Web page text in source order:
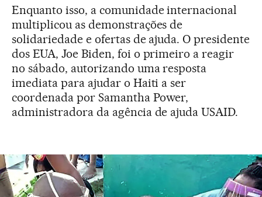
Enquanto isso, a comunidade internacional
multiplicou as demonstrações de
solidariedade e ofertas de ajuda. O presidente
dos EUA, Joe Biden, foi o primeiro a reagir
no sábado, autorizando uma resposta
imediata para ajudar o Haiti a ser
coordenada por Samantha Power,
administradora da agência de ajuda USAID.